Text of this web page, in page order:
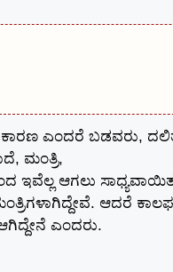
ಎಂದರೆ ಬಡವರು,
ಮಂತ್ರಿ,
ಇವೆಲ್ಲ ಆಗಲು
ಆದರೆ
ಎಂದರು.